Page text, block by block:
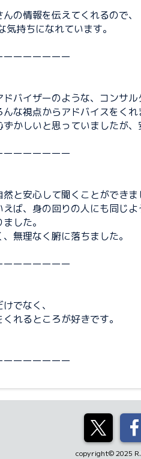
の情報を伝えてくれるので、
持ちになれています。
ーーーーーー
バイザーのような、コンサル
な視点からアドバイスをくれ
かしいと思っていましたが、
ーーーーーー
と安心して聞くことができま
ば、身の回りの人にも同じ
した。
無理なく腑に落ちました。
ーーーーーー
でなく、
れるところが好きです。
ーーーーーー
copyright© 2025